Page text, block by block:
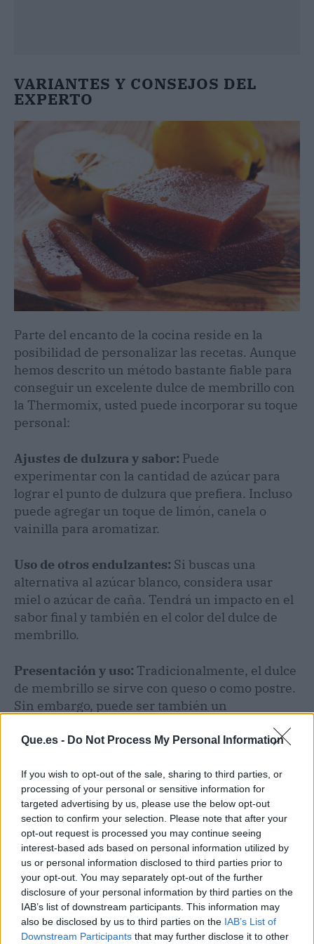
Que.es - Do Not Process My Personal Information
If you wish to opt-out of the sale, sharing to third parties, or
processing of your personal or sensitive information for
targeted advertising by us, please use the below opt-out
section to confirm your selection. Please note that after your
opt-out request is processed you may continue seeing
interest-based ads based on personal information utilized by
us or personal information disclosed to third parties prior to
your opt-out. You may separately opt-out of the further
disclosure of your personal information by third parties on the
IAB’s list of downstream participants. This information may
also be disclosed by us to third parties on the IAB’s List of
Downstream Participants that may further disclose it to other
VARIANTES Y CONSEJOS DEL
EXPERTO
Parte del encanto de la cocina reside en la
posibilidad de personalizar las recetas. Aunque
hemos descrito un método bastante fiable para
conseguir un excelente dulce de membrillo con
la Thermomix, usted puede incorporar su toque
personal:
Ajustes de dulzura y sabor: Puede
experimentar con la cantidad de azúcar para
lograr el punto de dulzura que prefiera. Incluso
puede agregar un toque de limón, canela o
vainilla para aromatizar.
Uso de otros endulzantes: Si buscas una
alternativa al azúcar blanco, considera usar
miel o azúcar de caña. Tendrá un impacto en el
sabor final y también en el color del dulce de
membrillo.
Presentación y uso: Tradicionalmente, el dulce
de membrillo se sirve con queso o como postre.
Sin embargo, puede ser también un
relleno original para tartas y pasteles.
Almacenamiento a largo plazo: Si desea
conservar su dulce de membrillo durante
meses, opte por el envasado al vacío o el baño
María, asegurándose de que los recipientes
estén perfectamente sellados y esterilizados.
Así que ya lo tiene, siguiendo estos pasos y
consejos, puede crear un dulce de membrillo
casero que encapsule la esencia de lo
tradicional con la ayuda de la tecnología